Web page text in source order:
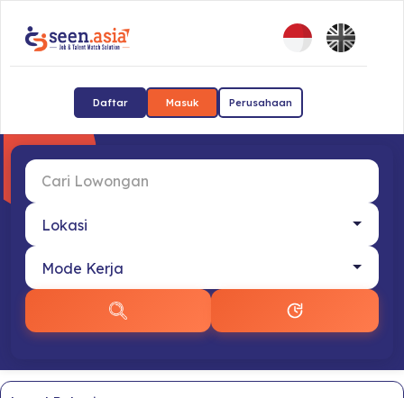
Daftar Masuk Perusahaan